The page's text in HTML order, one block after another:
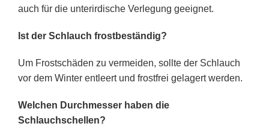
auch für die unterirdische Verlegung geeignet.
Ist der Schlauch frostbeständig?
Um Frostschäden zu vermeiden, sollte der Schlauch
vor dem Winter entleert und frostfrei gelagert werden.
Welchen Durchmesser haben die
Schlauchschellen?